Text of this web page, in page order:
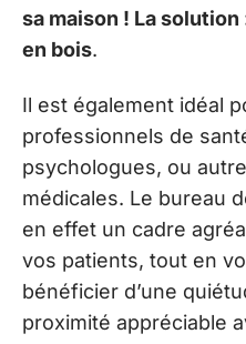
sa maison ! La
en bois.
Il est également idéal
professionnels de
psychologues, ou
médicales. Le bureau
en effet un cadre
vos patients, tout en
bénéficier d’une
proximité appréciable